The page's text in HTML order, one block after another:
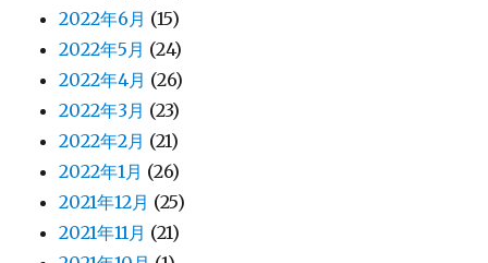
2022年6月 (15)
2022年5月 (24)
2022年4月 (26)
2022年3月 (23)
2022年2月 (21)
2022年1月 (26)
2021年12月 (25)
2021年11月 (21)